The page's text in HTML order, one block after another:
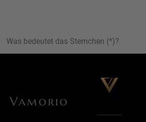
Was bedeutet das Sternchen (*)?
Vamorio